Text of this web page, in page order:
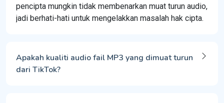
pencipta mungkin tidak membenarkan muat turun audio,
jadi berhati-hati untuk mengelakkan masalah hak cipta.
Apakah kualiti audio fail MP3 yang dimuat turun
dari TikTok?